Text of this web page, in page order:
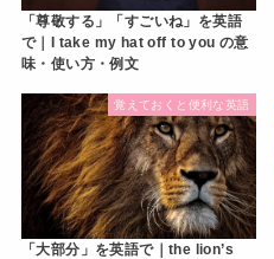
「尊敬する」「すごいね」を英語
で｜I take my hat off to you の意
味・使い方・例文
覚えておくと便利な英語
「大部分」を英語で｜the lion’s